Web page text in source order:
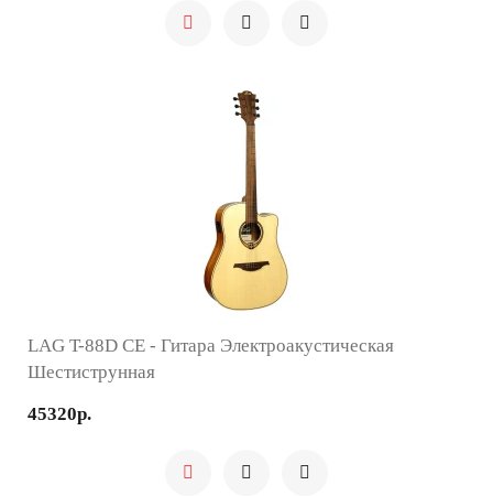
LAG T-88D CE - Гитара Электроакустическая
Шестиструнная
45320р.